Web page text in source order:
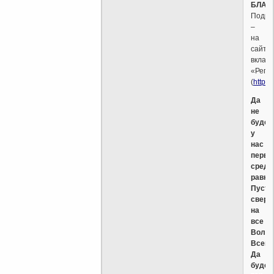
–
на
сайте,
(http://
Да
не
будет
у
нас
среди
Пусть
на
все
Воля
Да
будет